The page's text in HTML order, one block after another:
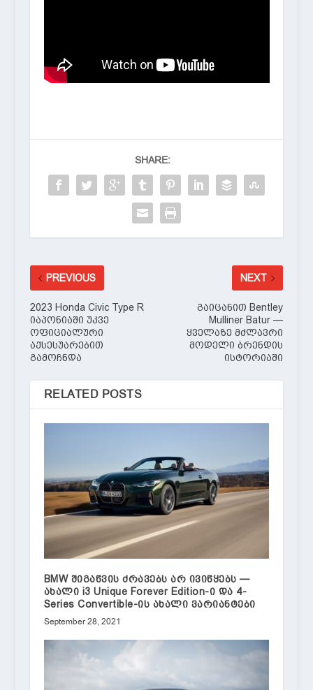
SHARE:
PREVIOUS
2023 Honda Civic Type R
იაპონიაში უკვე
ოფიციალური
აქსესუარებით
გამოჩნდა
NEXT
გაიცანით Bentley
Mulliner Batur —
ყველაზე მძლავრი
მოდელი ბრენდის
ისტორიაში
RELATED POSTS
BMW შიგაწვის ძრავებს არ ივიწყებს —
ახალი i3 Unique Forever Edition-ი და 4-
Series Convertible-ის ახალი ვარიანტები
September 28, 2021